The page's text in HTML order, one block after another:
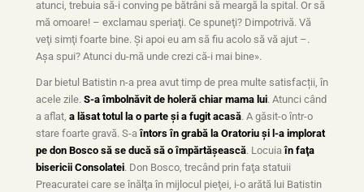
atunci, trebuia să-i conving pe bătrâni să meargă la spital. Or să
mă omoare! – exclamau speriaţi. Ce spuneţi? Dimpotrivă. Vă
veţi simţi foarte bine. Şi apoi eu am să fiu acolo să vă ajut –.
Aşa spui? Atunci du-mă unde crezi că-i mai bine».
Dar bietul Batistin n-a prea avut timp de prea multe satisfacții, în
acele zile.S-a îmbolnăvit de holeră chiar mama lui. Atunci când
a aflat, a lăsat totul la o parte şi a fugit acasă. A găsit-o într-o
stare foarte gravă. S-aîntors în grabă la Oratoriu şi l-a implorat
pe don Bosco să se ducă să o împărtăşească. Locuiaîn faţa
bisericii Consolatei. Don Bosco, trecând prin faţa statuii
Preacuratei care se înălţa în mijlocul pieţei, i-o arătă lui Batistin